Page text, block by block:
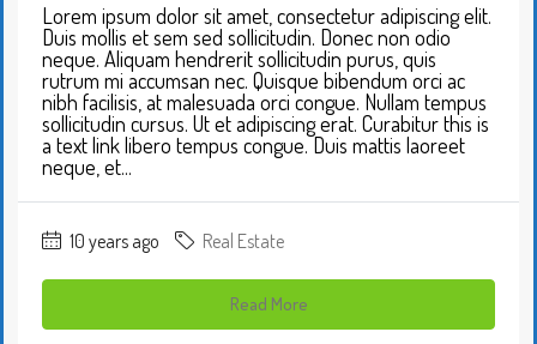
Lorem ipsum dolor sit amet, consectetur adipiscing elit.
Duis mollis et sem sed sollicitudin. Donec non odio
neque. Aliquam hendrerit sollicitudin purus, quis
rutrum mi accumsan nec. Quisque bibendum orci ac
nibh facilisis, at malesuada orci congue. Nullam tempus
sollicitudin cursus. Ut et adipiscing erat. Curabitur this is
a text link libero tempus congue. Duis mattis laoreet
neque, et...
10 years ago Real Estate
Read More